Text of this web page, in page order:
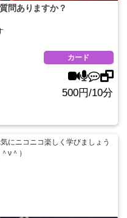
問ありますか？
カード
500円/10分
にニコニコ楽しく学びましょう
＾ν＾）